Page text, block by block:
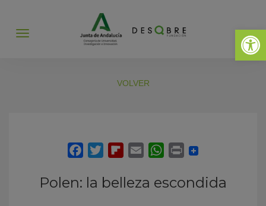
Abrir
Abrir
VOLVER
Polen: la belleza escondida